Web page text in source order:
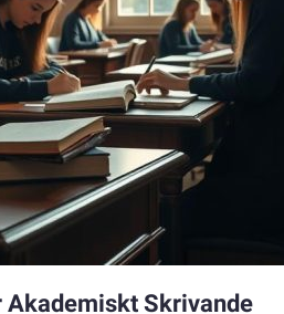
Akademiskt Skrivande